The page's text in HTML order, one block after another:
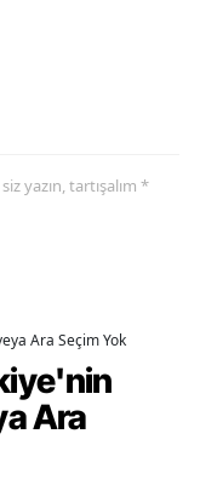
yazın, tartışalım *
Ara Seçim Yok
Ara